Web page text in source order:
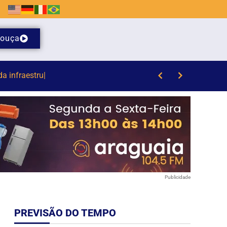
ouça
Publicidade
PREVISÃO DO TEMPO